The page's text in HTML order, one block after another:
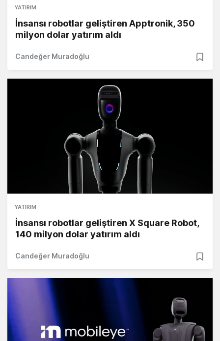
YATIRIM
İnsansı robotlar geliştiren Apptronik, 350
milyon dolar yatırım aldı
Candeğer Muradoğlu
YATIRIM
İnsansı robotlar geliştiren X Square Robot,
140 milyon dolar yatırım aldı
Candeğer Muradoğlu